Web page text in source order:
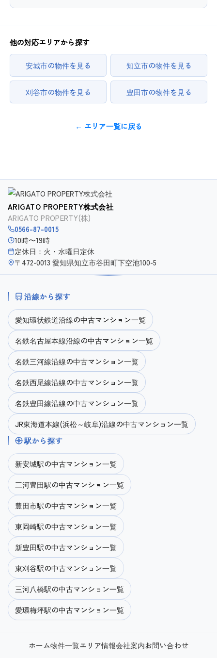
他の対応エリアから探す
安城市の物件を見る 知立市の物件を見る
刈谷市の物件を見る 豊田市の物件を見る
← エリア一覧に戻る
ARIGATO PROPERTY株式会社
ARIGATO PROPERTY(株)
0566-87-0015
10時〜19時
定休日：火・水曜日定休
〒472-0013 愛知県知立市谷田町下空池100-5
沿線から探す
愛知環状鉄道沿線の中古マンション一覧
名鉄名古屋本線沿線の中古マンション一覧
名鉄三河線沿線の中古マンション一覧
名鉄西尾線沿線の中古マンション一覧
名鉄豊田線沿線の中古マンション一覧
JR東海道本線(浜松～岐阜)沿線の中古マンション一覧
駅から探す
新安城駅の中古マンション一覧
三河豊田駅の中古マンション一覧
豊田市駅の中古マンション一覧
東岡崎駅の中古マンション一覧
新豊田駅の中古マンション一覧
東刈谷駅の中古マンション一覧
三河八橋駅の中古マンション一覧
愛環梅坪駅の中古マンション一覧
ホーム物件一覧エリア情報会社案内お問い合わせ